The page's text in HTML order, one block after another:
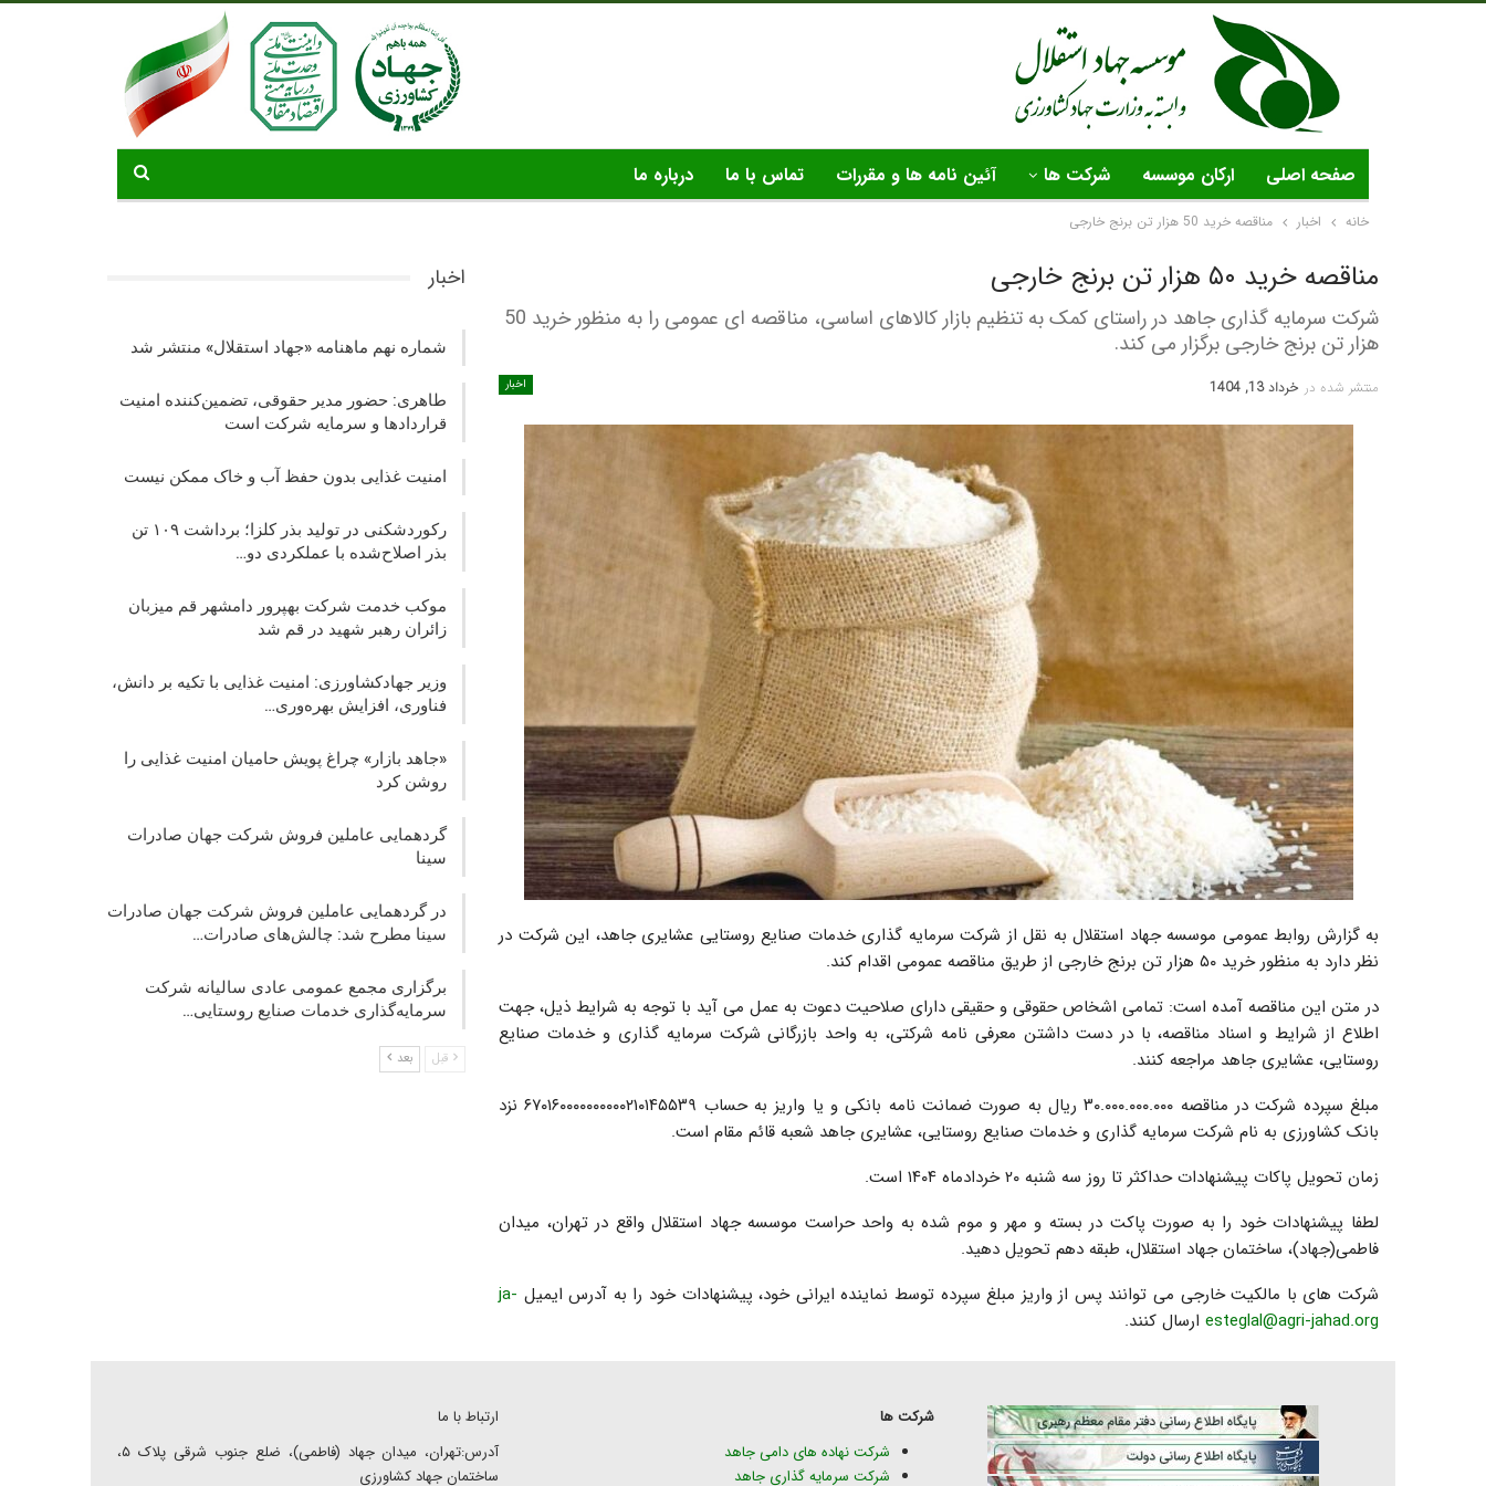
صفحه اصلی ارکان موسسه شرکت ها آئین نامه ها و مقررات تماس با ما درباره ما
خانه اخبار مناقصه خرید 50 هزار تن برنج خارجی
مناقصه خرید ۵۰ هزار تن برنج خارجی
شرکت سرمایه گذاری جاهد در راستای کمک به تنظیم بازار کالاهای اساسی، مناقصه ای عمومی را به منظور خرید 50
هزار تن برنج خارجی برگزار می کند.
اخبار منتشر شده در خرداد 13, 1404
به گزارش روابط عمومی موسسه جهاد استقلال به نقل از شرکت سرمایه گذاری خدمات صنایع روستایی عشایری جاهد، این شرکت در
نظر دارد به منظور خرید ۵۰ هزار تن برنج خارجی از طریق مناقصه عمومی اقدام کند.
در متن این مناقصه آمده است: تمامی اشخاص حقوقی و حقیقی دارای صلاحیت دعوت به عمل می آید با توجه به شرایط ذیل، جهت
اطلاع از شرایط و اسناد مناقصه، با در دست داشتن معرفی نامه شرکتی، به واحد بازرگانی شرکت سرمایه گذاری و خدمات صنایع
روستایی، عشایری جاهد مراجعه کنند.
مبلغ سپرده شرکت در مناقصه ۳۰.۰۰۰.۰۰۰.۰۰۰ ریال به صورت ضمانت نامه بانکی و یا واریز به حساب ۶۷۰۱۶۰۰۰۰۰۰۰۰۰۰۲۱۰۱۴۵۵۳۹ نزد
بانک کشاورزی به نام شرکت سرمایه گذاری و خدمات صنایع روستایی، عشایری جاهد شعبه قائم مقام است.
زمان تحویل پاکات پیشنهادات حداکثر تا روز سه شنبه ۲۰ خردادماه ۱۴۰۴ است.
لطفا پیشنهادات خود را به صورت پاکت در بسته و مهر و موم شده به واحد حراست موسسه جهاد استقلال واقع در تهران، میدان
فاطمی(جهاد)، ساختمان جهاد استقلال، طبقه دهم تحویل دهید.
شرکت های با مالکیت خارجی می توانند پس از واریز مبلغ سپرده توسط نماینده ایرانی خود، پیشنهادات خود را به آدرس ایمیل ja-
esteglal@agri-jahad.org ارسال کنند.
اخبار
شماره نهم ماهنامه «جهاد استقلال» منتشر شد
طاهری: حضور مدیر حقوقی، تضمین‌کننده امنیت
قراردادها و سرمایه شرکت‌ است
امنیت غذایی بدون حفظ آب و خاک ممکن نیست
رکوردشکنی در تولید بذر کلزا؛ برداشت ۱۰۹ تن
بذر اصلاح‌شده با عملکردی دو…
موکب خدمت شرکت بهپرور دامشهر قم میزبان
زائران رهبر شهید در قم شد
وزیر جهادکشاورزی: امنیت غذایی با تکیه بر دانش،
فناوری، افزایش بهره‌وری…
«جاهد بازار» چراغ پویش حامیان امنیت غذایی را
روشن کرد
گردهمایی عاملین فروش شرکت جهان صادرات
سینا
در گردهمایی عاملین فروش شرکت جهان صادرات
سینا مطرح شد: چالش‌های صادرات…
برگزاری مجمع عمومی عادی سالیانه شرکت
سرمایه‌گذاری خدمات صنایع روستایی…
قبل بعد
شرکت ها
شرکت نهاده های دامی جاهد
شرکت سرمایه گذاری جاهد
ارتباط با ما
آدرس:تهران، میدان جهاد (فاطمی)، ضلع جنوب شرقی پلاک ۵،
ساختمان جهاد کشاورزی